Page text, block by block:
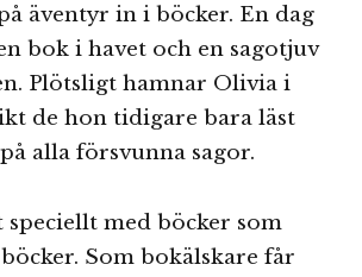
äventyr in i böcker. En dag
bok i havet och en sagotjuv
Plötsligt hamnar Olivia i
de hon tidigare bara läst
alla försvunna sagor.
speciellt med böcker som
Som bokälskare får